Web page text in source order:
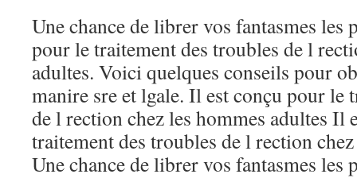
Une chance de librer vos fantasmes les
pour le traitement des troubles de l
adultes. Voici quelques conseils pour
manire sre et lgale. Il est conçu pour le
de l rection chez les hommes adultes Il
traitement des troubles de l rection
Une chance de librer vos fantasmes les